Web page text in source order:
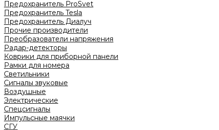
Предохранитель ProSvet
Предохранитель Tesla
Предохранитель Диалуч
Прочие производители
Преобразователи напряжения
Радар-детекторы
Коврики для приборной панели
Рамки для номера
Светильники
Сигналы звуковые
Воздушные
Электрические
Спецсигналы
Импульсные маячки
СГУ